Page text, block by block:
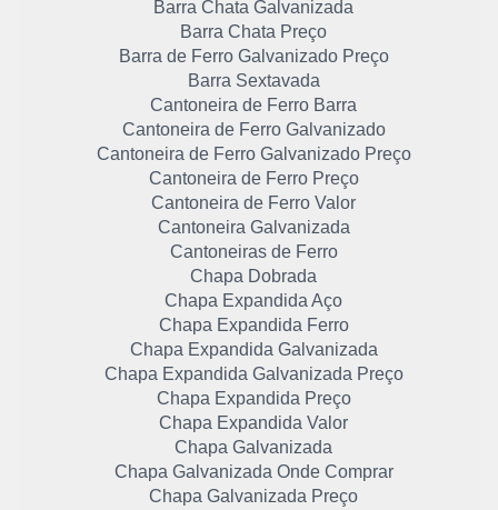
Barra Chata Galvanizada
Barra Chata Preço
Barra de Ferro Galvanizado Preço
Barra Sextavada
Cantoneira de Ferro Barra
Cantoneira de Ferro Galvanizado
Cantoneira de Ferro Galvanizado Preço
Cantoneira de Ferro Preço
Cantoneira de Ferro Valor
Cantoneira Galvanizada
Cantoneiras de Ferro
Chapa Dobrada
Chapa Expandida Aço
Chapa Expandida Ferro
Chapa Expandida Galvanizada
Chapa Expandida Galvanizada Preço
Chapa Expandida Preço
Chapa Expandida Valor
Chapa Galvanizada
Chapa Galvanizada Onde Comprar
Chapa Galvanizada Preço